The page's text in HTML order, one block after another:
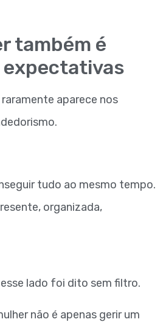
também é
aparece nos
tudo ao mesmo tempo.
organizada,
lado foi dito sem filtro.
não é apenas gerir um